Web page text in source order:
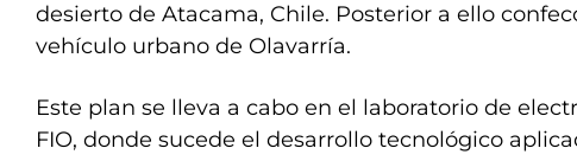
desierto de Atacama, Chile. Posterior a ello
vehículo urbano de Olavarría.
Este plan se lleva a cabo en el laboratorio de
FIO, donde sucede el desarrollo tecnológico